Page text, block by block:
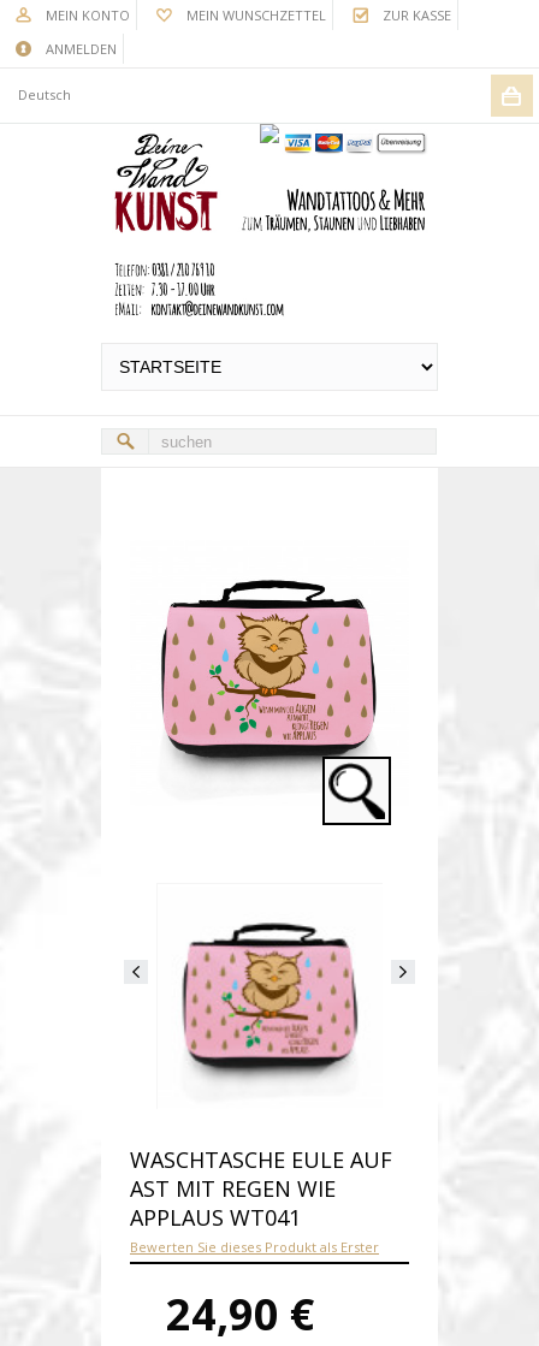
MEIN KONTO MEIN WUNSCHZETTEL
ZUR KASSE
ANMELDEN
Deutsch
WASCHTASCHE EULE AUF
AST MIT REGEN WIE
APPLAUS WT041
Bewerten Sie dieses Produkt als Erster
24,90 €